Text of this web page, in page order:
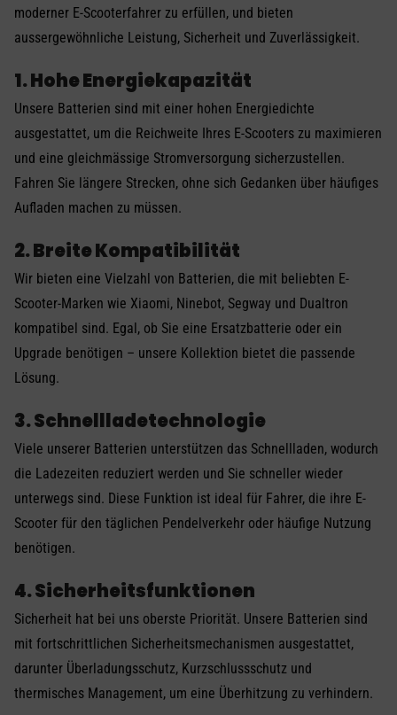
moderner E-Scooterfahrer zu erfüllen, und bieten
aussergewöhnliche Leistung, Sicherheit und Zuverlässigkeit.
1. Hohe Energiekapazität
Unsere Batterien sind mit einer hohen Energiedichte
ausgestattet, um die Reichweite Ihres E-Scooters zu maximieren
und eine gleichmässige Stromversorgung sicherzustellen.
Fahren Sie längere Strecken, ohne sich Gedanken über häufiges
Aufladen machen zu müssen.
2. Breite Kompatibilität
Wir bieten eine Vielzahl von Batterien, die mit beliebten E-
Scooter-Marken wie Xiaomi, Ninebot, Segway und Dualtron
kompatibel sind. Egal, ob Sie eine Ersatzbatterie oder ein
Upgrade benötigen – unsere Kollektion bietet die passende
Lösung.
3. Schnellladetechnologie
Viele unserer Batterien unterstützen das Schnellladen, wodurch
die Ladezeiten reduziert werden und Sie schneller wieder
unterwegs sind. Diese Funktion ist ideal für Fahrer, die ihre E-
Scooter für den täglichen Pendelverkehr oder häufige Nutzung
benötigen.
4. Sicherheitsfunktionen
Sicherheit hat bei uns oberste Priorität. Unsere Batterien sind
mit fortschrittlichen Sicherheitsmechanismen ausgestattet,
darunter Überladungsschutz, Kurzschlussschutz und
thermisches Management, um eine Überhitzung zu verhindern.